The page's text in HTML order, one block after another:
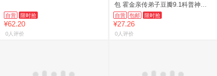
自营 限时抢
¥62.20
0人评价
包 霍金亲传弟子豆瓣9.1科普神作
豆瓣天文科普书NO.1 排名超过霍
金 只用1个公式讲
自营 包邮 限时抢
¥27.26
0人评价